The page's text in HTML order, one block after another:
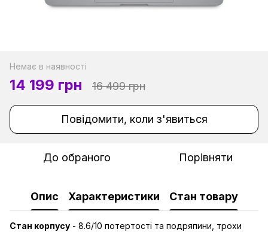
Немає в наявності
14 199 грн 16 499 грн
Повідомити, коли з'явиться
До обраного Порівняти
Опис Характеристики Стан товару
Стан корпусу - 8.6/10 потертості та подряпини, трохи